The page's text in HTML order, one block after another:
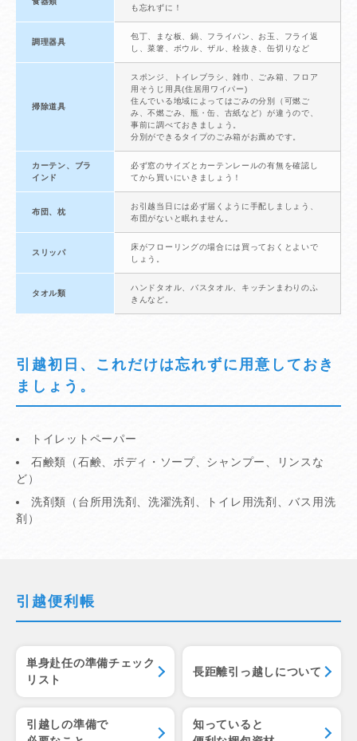
も忘れずに！
調理器具
包丁、まな板、鍋、フライパン、お玉、フライ返
し、菜箸、ボウル、ザル、栓抜き、缶切りなど
掃除道具
スポンジ、トイレブラシ、雑巾、ごみ箱、フロア
用そうじ用具(住居用ワイパー)
住んでいる地域によってはごみの分別（可燃ご
み、不燃ごみ、瓶・缶、古紙など）が違うので、
事前に調べておきましょう。
分別ができるタイプのごみ箱がお薦めです。
カーテン、ブラ
インド
必ず窓のサイズとカーテンレールの有無を確認し
てから買いにいきましょう！
布団、枕
お引越当日には必ず届くように手配しましょう、
布団がないと眠れません。
スリッパ
床がフローリングの場合には買っておくとよいで
しょう。
タオル類
ハンドタオル、バスタオル、キッチンまわりのふ
きんなど。
引越初日、これだけは忘れずに用意しておき
ましょう。
トイレットペーパー
石鹸類（石鹸、ボディ・ソープ、シャンプー、リンスな
ど）
洗剤類（台所用洗剤、洗濯洗剤、トイレ用洗剤、バス用洗
剤）
引越便利帳
単身赴任の準備チェック
リスト
長距離引っ越しについて
引越しの準備で
知っていると